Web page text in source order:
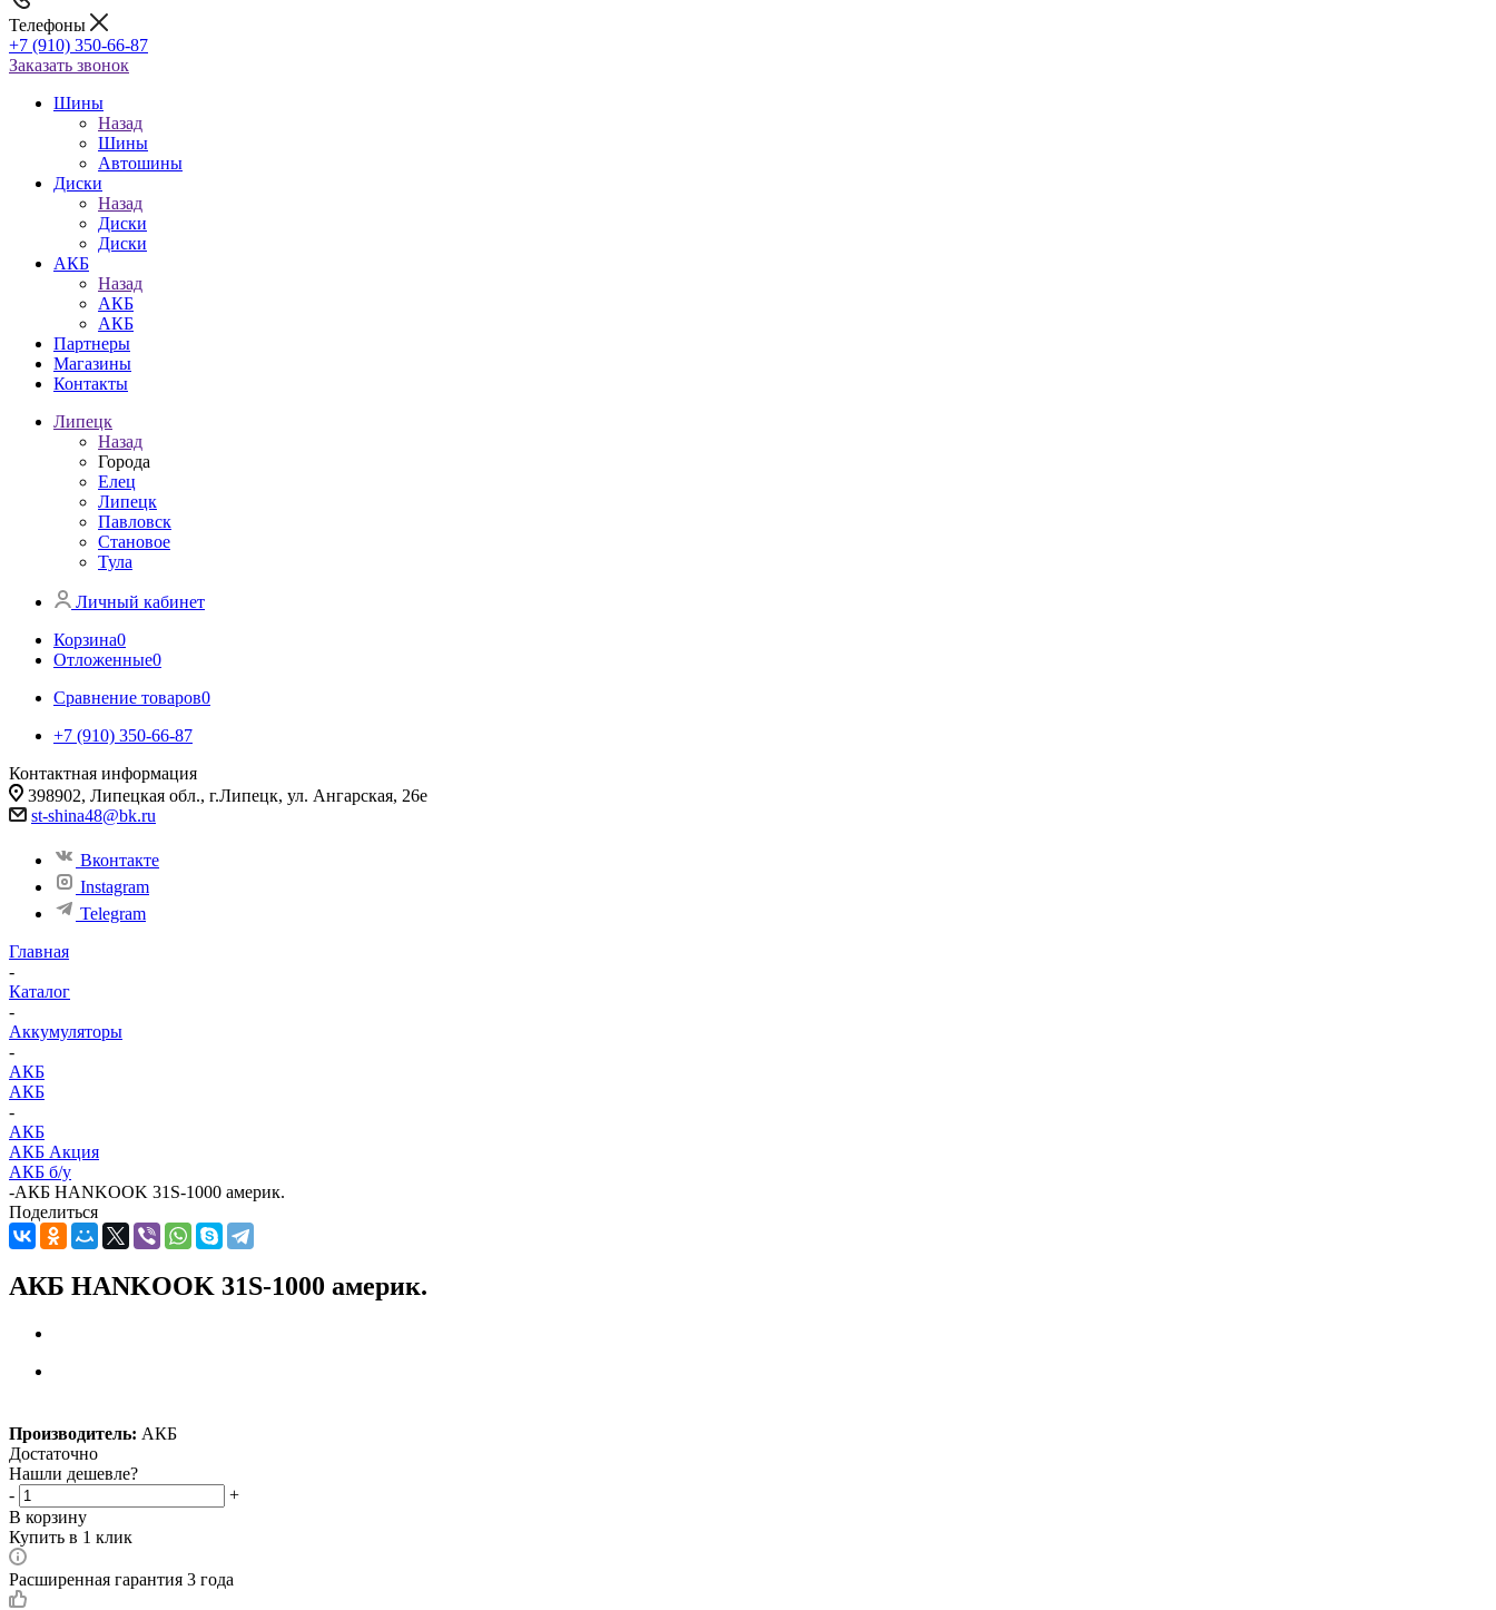
Телефоны
+7 (910) 350-66-87
Заказать звонок
Шины
Назад
Шины
Автошины
Диски
Назад
Диски
Диски
АКБ
Назад
АКБ
АКБ
Партнеры
Магазины
Контакты
Липецк
Назад
Города
Елец
Липецк
Павловск
Становое
Тула
Личный кабинет
Корзина0
Отложенные0
Сравнение товаров0
+7 (910) 350-66-87
Контактная информация
398902, Липецкая обл., г.Липецк, ул. Ангарская, 26е
st-shina48@bk.ru
Вконтакте
Instagram
Telegram
Главная
-
Каталог
-
Аккумуляторы
-
АКБ
АКБ
-
АКБ
АКБ Акция
АКБ б/у
-АКБ HANKOOK 31S-1000 америк.
Поделиться
АКБ HANKOOK 31S-1000 америк.
Производитель: АКБ
Достаточно
Нашли дешевле?
-
+
В корзину
Купить в 1 клик
Расширенная гарантия 3 года